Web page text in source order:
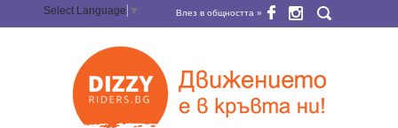
Select Language ▼ Влез в общността »